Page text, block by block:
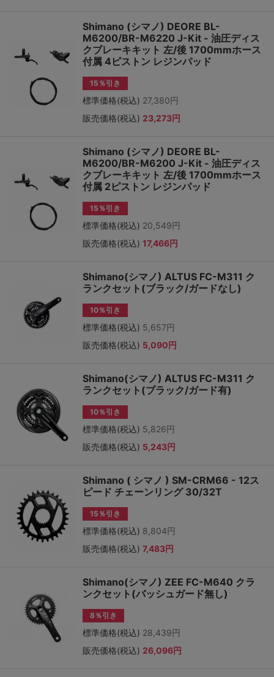
Shimano (シマノ) DEORE BL-
M6200/BR-M6220 J-Kit - 油圧ディス
クブレーキキット 左/後 1700mmホース
付属 4ピストン レジンパッド
15％引き
標準価格(税込) 27,380円
販売価格(税込) 23,273円
Shimano (シマノ) DEORE BL-
M6200/BR-M6200 J-Kit - 油圧ディス
クブレーキキット 左/後 1700mmホース
付属 2ピストン レジンパッド
15％引き
標準価格(税込) 20,549円
販売価格(税込) 17,466円
Shimano(シマノ) ALTUS FC-M311 ク
ランクセット(ブラック/ガードなし)
10％引き
標準価格(税込) 5,657円
販売価格(税込) 5,090円
Shimano(シマノ) ALTUS FC-M311 ク
ランクセット(ブラック/ガード有)
10％引き
標準価格(税込) 5,826円
販売価格(税込) 5,243円
Shimano ( シマノ ) SM-CRM66 - 12ス
ピード チェーンリング 30/32T
15％引き
標準価格(税込) 8,804円
販売価格(税込) 7,483円
Shimano(シマノ) ZEE FC-M640 クラ
ンクセット(バッシュガード無し)
8％引き
標準価格(税込) 28,439円
販売価格(税込) 26,096円